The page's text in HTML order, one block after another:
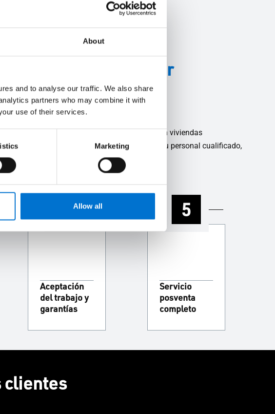
About
and to analyse our traffic. We also share
partners who may combine it with
use of their services.
Marketing
Allow all
industrial Aluminier
tanto en proyectos a gran escala como en viviendas
ellos mismos con sus propios equipos. Su personal cualificado,
en obra.
Aceptación
del trabajo y
garantías
5
Servicio
posventa
completo
clientes